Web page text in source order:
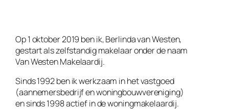
Op 1 oktober 2019 ben ik, Berlinda van Westen,
gestart als zelfstandig makelaar onder de naam
Van Westen Makelaardij.
Sinds 1992 ben ik werkzaam in het vastgoed
(aannemersbedrijf en woningbouwvereniging)
en sinds 1998 actief in de woningmakelaardij.